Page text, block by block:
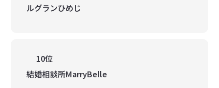
ルグランひめじ
10位
結婚相談所MarryBelle